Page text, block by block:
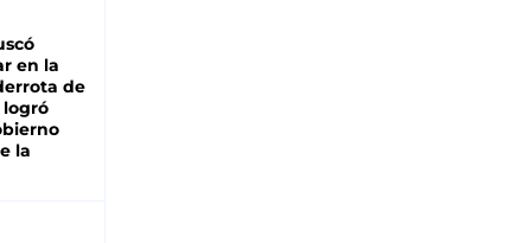
en la
de
logró
la